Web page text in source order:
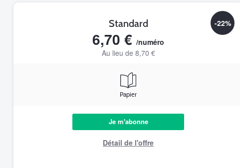
-22%
Standard
6,70 € /numéro
Au lieu de 8,70 €
Papier
Je m'abonne
Détail de l'offre